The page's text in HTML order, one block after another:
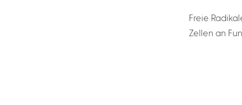
Freie
Zellen an